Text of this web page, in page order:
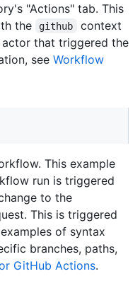
"Actions" tab. This
the
github
context
that triggered the
see Workflow
This example
run is triggered
to the
This is triggered
of syntax
branches, paths,
GitHub Actions.